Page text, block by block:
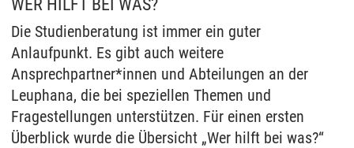
WER HILFT BEI WAS?
Die Studienberatung ist immer ein guter
Anlaufpunkt. Es gibt auch weitere
Ansprechpartner*innen und Abteilungen an der
Leuphana, die bei speziellen Themen und
Fragestellungen unterstützen. Für einen ersten
Überblick wurde die Übersicht „Wer hilft bei was?“